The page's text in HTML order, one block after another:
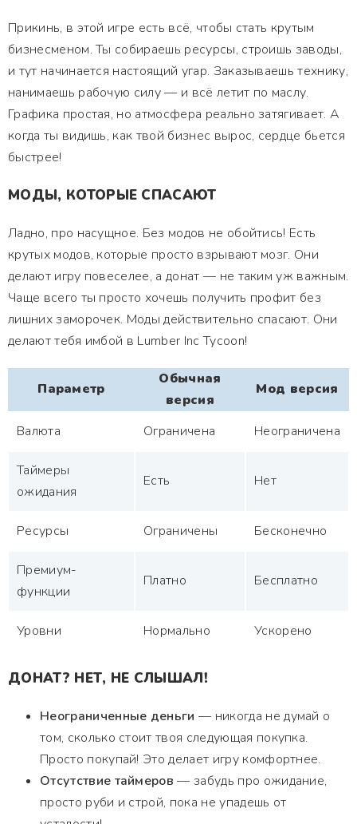
Прикинь, в этой игре есть всё, чтобы стать крутым
бизнесменом. Ты собираешь ресурсы, строишь заводы,
и тут начинается настоящий угар. Заказываешь технику,
нанимаешь рабочую силу — и всё летит по маслу.
Графика простая, но атмосфера реально затягивает. А
когда ты видишь, как твой бизнес вырос, сердце бьется
быстрее!
МОДЫ, КОТОРЫЕ СПАСАЮТ
Ладно, про насущное. Без модов не обойтись! Есть
крутых модов, которые просто взрывают мозг. Они
делают игру повеселее, а донат — не таким уж важным.
Чаще всего ты просто хочешь получить профит без
лишних заморочек. Моды действительно спасают. Они
делают тебя имбой в Lumber Inc Tycoon!
Параметр
Обычная
версия
Мод версия
Валюта Ограничена Неограничена
Таймеры
ожидания
Есть Нет
Ресурсы Ограничены Бесконечно
Премиум-
функции
Платно Бесплатно
Уровни Нормально Ускорено
ДОНАТ? НЕТ, НЕ СЛЫШАЛ!
Неограниченные деньги — никогда не думай о
том, сколько стоит твоя следующая покупка.
Просто покупай! Это делает игру комфортнее.
Отсутствие таймеров — забудь про ожидание,
просто руби и строй, пока не упадешь от